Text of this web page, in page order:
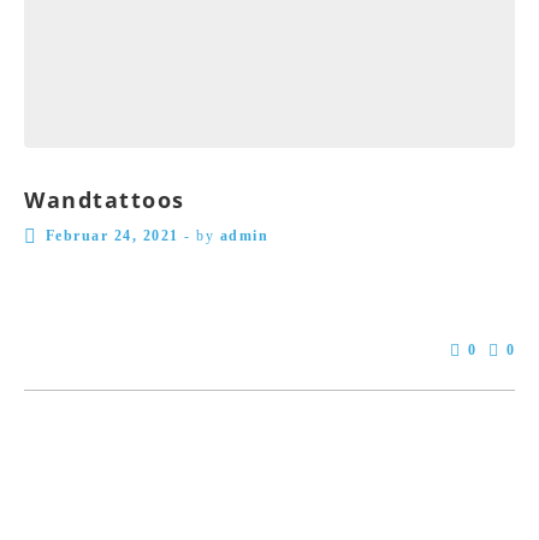
Wandtattoos
Februar 24, 2021 - by admin
0 0